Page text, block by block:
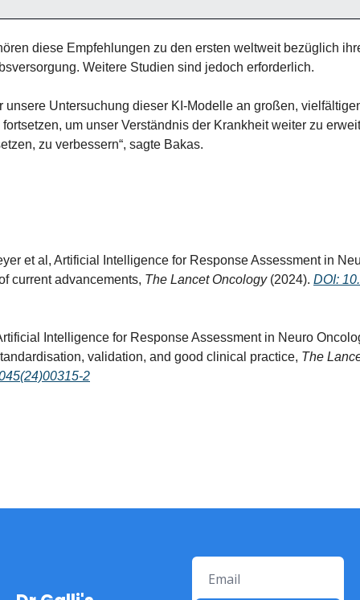
diese Empfehlungen zu den ersten weltweit bezüglich
Weitere Studien sind jedoch erforderlich.
unsere Untersuchung dieser KI-Modelle an großen,
um unser Verständnis der Krankheit weiter zu
zu verbessern“, sagte Bakas.
et al, Artificial Intelligence for Response Assessment in
current advancements, The Lancet Oncology (2024). DOI:
Intelligence for Response Assessment in Neuro
validation, and good clinical practice, The
2